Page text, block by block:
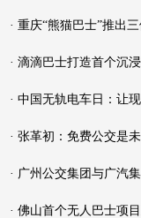
· 重庆“熊猫巴士”推出
· 滴滴巴士打造首个沉
· 中国无轨电车日：让
· 张革初：免费公交是
· 广州公交集团与广汽
· 佛山首个无人巴士项